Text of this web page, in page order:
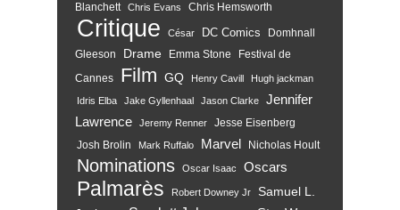
Blanchett
Chris Evans Chris Hemsworth
Critique César DC Comics
Domhnall
Gleeson
Drame Emma Stone
Festival de
Cannes
Film GQ Henry Cavill Hugh jackman
Idris Elba Jake Gyllenhaal Jason Clarke
Jennifer
Lawrence
Jeremy Renner
Jesse Eisenberg
Josh Brolin
Mark Ruffalo Marvel Nicholas Hoult
Nominations Oscar Isaac Oscars
Palmarès Robert Downey Jr
Samuel L.